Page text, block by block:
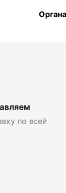
по всей